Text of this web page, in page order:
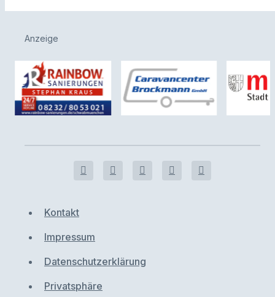
Anzeige
Kontakt
Impressum
Datenschutzerklärung
Privatsphäre